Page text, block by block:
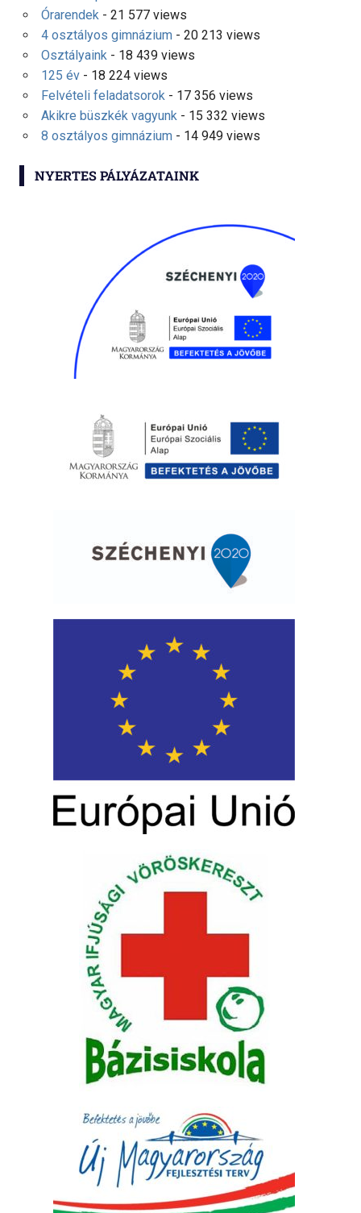
Órarendek- 21 577 views
4 osztályos gimnázium- 20 213 views
Osztályaink- 18 439 views
125 év- 18 224 views
Felvételi feladatsorok- 17 356 views
Akikre büszkék vagyunk- 15 332 views
8 osztályos gimnázium- 14 949 views
NYERTES PÁLYÁZATAINK